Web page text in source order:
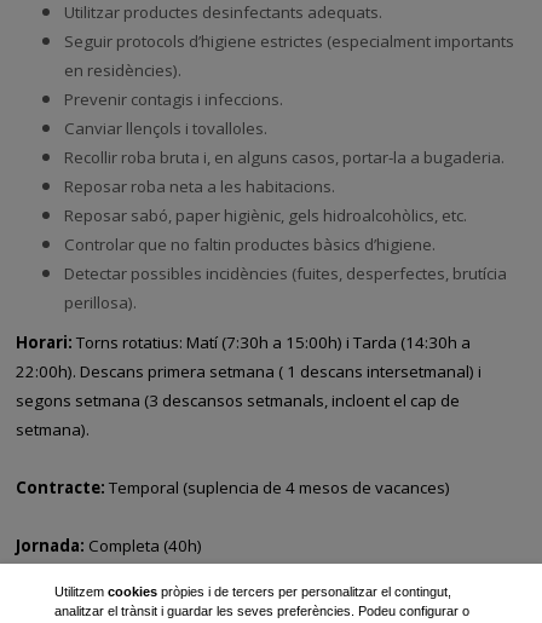
Utilitzar productes desinfectants adequats.
Seguir protocols d’higiene estrictes (especialment importants
en residències).
Prevenir contagis i infeccions.
Canviar llençols i tovalloles.
Recollir roba bruta i, en alguns casos, portar-la a bugaderia.
Reposar roba neta a les habitacions.
Reposar sabó, paper higiènic, gels hidroalcohòlics, etc.
Controlar que no faltin productes bàsics d’higiene.
Detectar possibles incidències (fuites, desperfectes, brutícia
perillosa).
Horari:Torns rotatius: Matí (7:30h a 15:00h) i Tarda (14:30h a
22:00h). Descans primera setmana ( 1 descans intersetmanal) i
segons setmana (3 descansos setmanals, incloent el cap de
setmana).
Contracte: Temporal (suplencia de 4 mesos de vacances)
Jornada: Completa (40h)
Salari:segons conveni
Utilitzem cookiespròpies i de tercers per personalitzar el contingut,
analitzar el trànsit i guardar les seves preferències. Podeu configurar o